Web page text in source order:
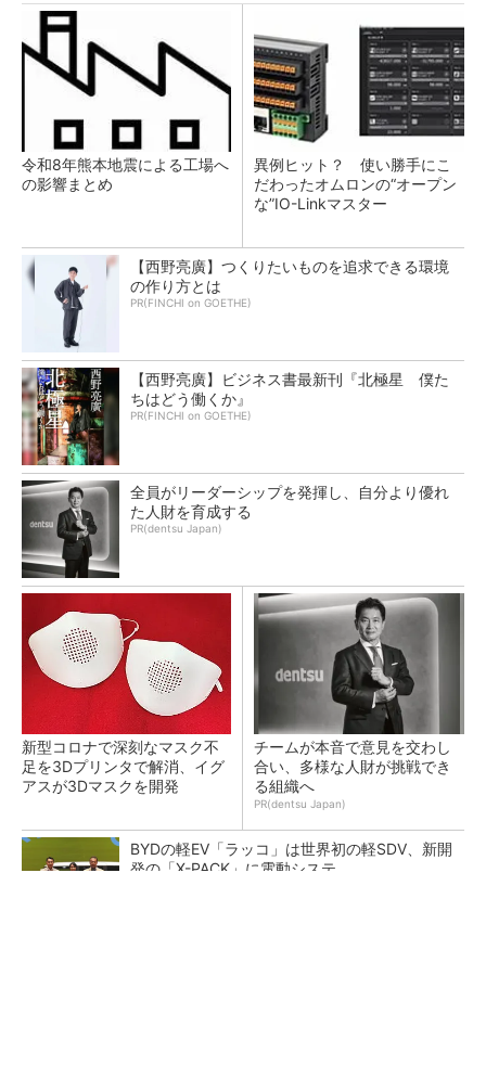
令和8年熊本地震による工場へ
の影響まとめ
異例ヒット？ 使い勝手にこ
だわったオムロンの“オープン
な”IO-Linkマスター
【西野亮廣】つくりたいものを追求できる環境
の作り方とは
PR(FINCHI on GOETHE)
【西野亮廣】ビジネス書最新刊『北極星 僕た
ちはどう働くか』
PR(FINCHI on GOETHE)
全員がリーダーシップを発揮し、自分より優れ
た人財を育成する
PR(dentsu Japan)
新型コロナで深刻なマスク不
足を3Dプリンタで解消、イグ
アスが3Dマスクを開発
チームが本音で意見を交わし
合い、多様な人財が挑戦でき
る組織へ
PR(dentsu Japan)
BYDの軽EV「ラッコ」は世界初の軽SDV、新開
発の「X-PACK」に電動システ...